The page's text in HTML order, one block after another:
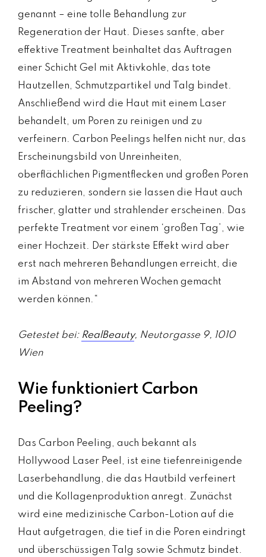
genannt – eine tolle Behandlung zur
Regeneration der Haut. Dieses sanfte, aber
effektive Treatment beinhaltet das Auftragen
einer Schicht Gel mit Aktivkohle, das tote
Hautzellen, Schmutzpartikel und Talg bindet.
Anschließend wird die Haut mit einem Laser
behandelt, um Poren zu reinigen und zu
verfeinern. Carbon Peelings helfen nicht nur, das
Erscheinungsbild von Unreinheiten,
oberflächlichen Pigmentflecken und großen Poren
zu reduzieren, sondern sie lassen die Haut auch
frischer, glatter und strahlender erscheinen. Das
perfekte Treatment vor einem ‘großen Tag’, wie
einer Hochzeit. Der stärkste Effekt wird aber
erst nach mehreren Behandlungen erreicht, die
im Abstand von mehreren Wochen gemacht
werden können.“
Getestet bei: RealBeauty, Neutorgasse 9, 1010
Wien
Wie funktioniert Carbon
Peeling?
Das Carbon Peeling, auch bekannt als
Hollywood Laser Peel, ist eine tiefenreinigende
Laserbehandlung, die das Hautbild verfeinert
und die Kollagenproduktion anregt. Zunächst
wird eine medizinische Carbon-Lotion auf die
Haut aufgetragen, die tief in die Poren eindringt
und überschüssigen Talg sowie Schmutz bindet.